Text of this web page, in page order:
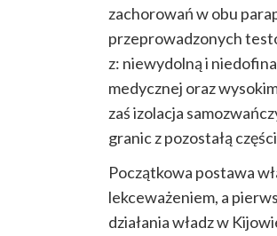
zachorowań w obu
przeprowadzonych
z: niewydolną i
medycznej oraz
zaś izolacja
granic z pozostałą
Początkowa postawa
lekceważeniem, a
działania władz w